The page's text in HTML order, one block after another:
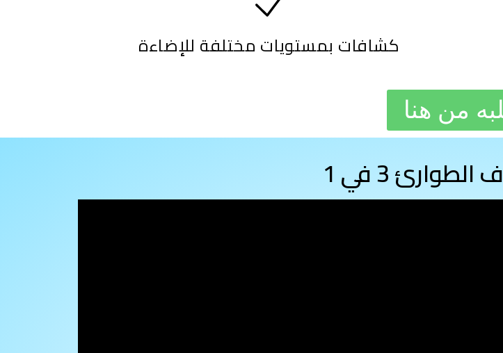
كشافات بمستويات مختلفة للإضاءة
من هنا